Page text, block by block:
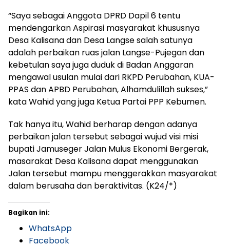
“Saya sebagai Anggota DPRD Dapil 6 tentu
mendengarkan Aspirasi masyarakat khususnya
Desa Kalisana dan Desa Langse salah satunya
adalah perbaikan ruas jalan Langse-Pujegan dan
kebetulan saya juga duduk di Badan Anggaran
mengawal usulan mulai dari RKPD Perubahan, KUA-
PPAS dan APBD Perubahan, Alhamdulillah sukses,”
kata Wahid yang juga Ketua Partai PPP Kebumen.
Tak hanya itu, Wahid berharap dengan adanya
perbaikan jalan tersebut sebagai wujud visi misi
bupati Jamuseger Jalan Mulus Ekonomi Bergerak,
masarakat Desa Kalisana dapat menggunakan
Jalan tersebut mampu menggerakkan masyarakat
dalam berusaha dan beraktivitas. (K24/*)
Bagikan ini:
WhatsApp
Facebook